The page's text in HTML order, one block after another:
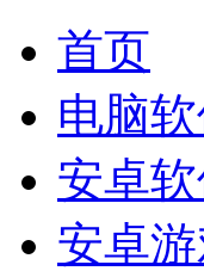
首页
电脑
安卓
安卓